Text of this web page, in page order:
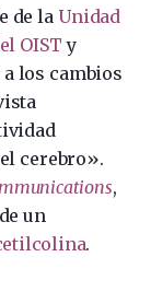
de la Unidad
OIST y
los cambios
cerebro».
,
un
.